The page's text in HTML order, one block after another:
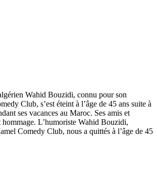
Wahid Bouzidi, connu pour son
Club, s’est éteint à l’âge de 45 ans suite à
ses vacances au Maroc. Ses amis et
L’humoriste Wahid Bouzidi,
Comedy Club, nous a quittés à l’âge de 45